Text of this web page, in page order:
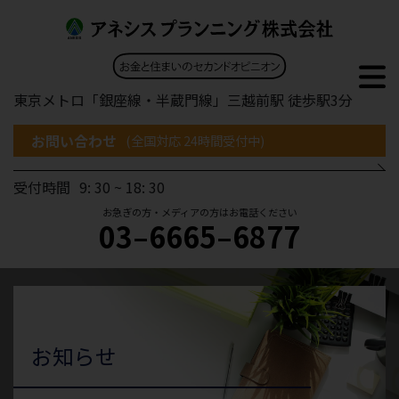
東京メトロ「銀座線・半蔵門線」三越前駅 徒歩駅3分
お問い合わせ
(全国対応 24時間受付中)
受付時間 9: 30 ~ 18: 30
お急ぎの方・メディアの方はお電話ください
03–6665–6877
お知らせ